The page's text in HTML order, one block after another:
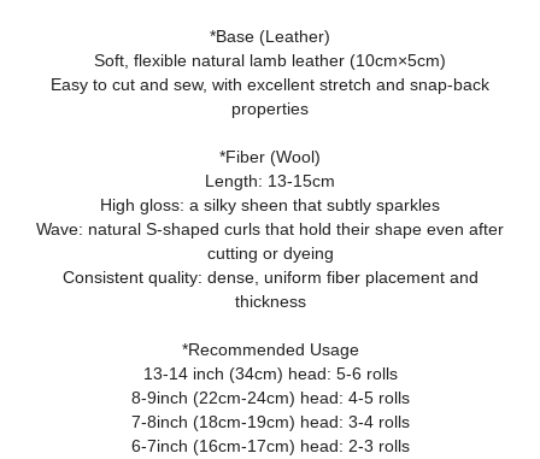
*Base (Leather)
Soft, flexible natural lamb leather (10cm×5cm)
Easy to cut and sew, with excellent stretch and snap‑back
properties
*Fiber (Wool)
Length: 13-15cm
High gloss: a silky sheen that subtly sparkles
Wave: natural S‑shaped curls that hold their shape even after
cutting or dyeing
Consistent quality: dense, uniform fiber placement and
thickness
*Recommended Usage
13-14 inch (34cm) head: 5-6 rolls
8-9inch (22cm-24cm) head: 4-5 rolls
7-8inch (18cm-19cm) head: 3-4 rolls
6-7inch (16cm-17cm) head: 2-3 rolls